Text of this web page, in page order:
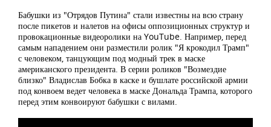
Бабушки из "Отрядов Путина" стали известны на всю страну
после пикетов и налетов на офисы оппозиционных структур и
провокационные видеоролики на YouTube. Например, перед
самым нападением они разместили ролик "Я крокодил Трамп"
с человеком, танцующим под модный трек в маске
американского президента. В серии роликов "Возмездие
близко" Владислав Бобка в каске и бушлате российской армии
под конвоем ведет человека в маске Дональда Трампа, которого
перед этим конвоируют бабушки с вилами.